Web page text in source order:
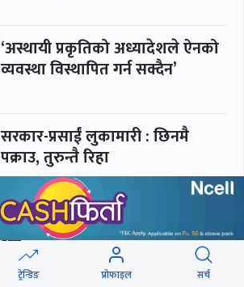
‘अस्थायी प्रकृतिको अध्यादेशले ऐनको
व्यवस्था विस्थापित गर्न सक्दैन’
सरकार-प्रसाईं लुकामारी : छिनमै
पक्राउ, तुरुन्तै रिहा
‘कामचलाउ’ नेतृत्वले थलियो स्वास्थ्य
क्षेत्र
ट्रेन्डिङ प्रोफाइल सर्च